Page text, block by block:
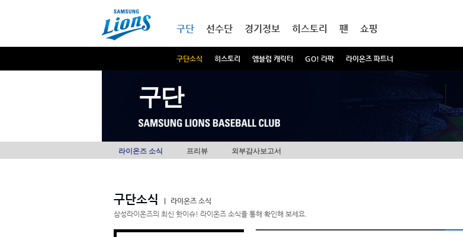
구단
구단소식 히스토리 엠블럼 캐릭터 GO! 라팍 라이온즈 파트너
선수단 경기정보 히스토리 팬 쇼핑
구단
라이온즈 소식 프리뷰 외부감사보고서
구단소식
라이온즈 소식
삼성라이온즈의 최신 핫이슈! 라이온즈 소식을 통해 확인해 보세요.